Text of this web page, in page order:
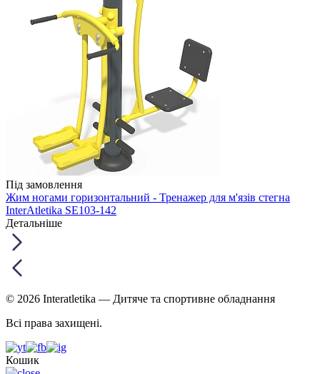
Під замовлення
Жим ногами горизонтальний - Тренажер для м'язів стегна
InterAtletika SE103-142
Детальніше
© 2026 Interatletika — Дитяче та спортивне обладнання
Всі права захищені.
Кошик